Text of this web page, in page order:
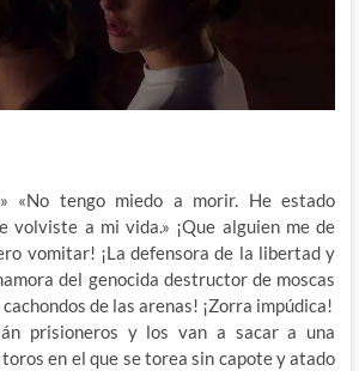
«No tengo miedo a morir. He estado
volviste a mi vida.» ¡Que alguien me de
vomitar! ¡La defensora de la libertad y
del genocida destructor de moscas
de las arenas! ¡Zorra impúdica!
prisioneros y los van a sacar a una
en el que se torea sin capote y atado